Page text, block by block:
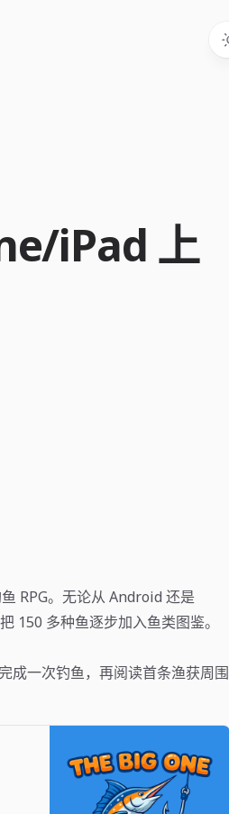
iPad 上
RPG。无论从 Android 还是
150 多种鱼逐步加入鱼类图鉴。
成一次钓鱼，再阅读首条渔获周围